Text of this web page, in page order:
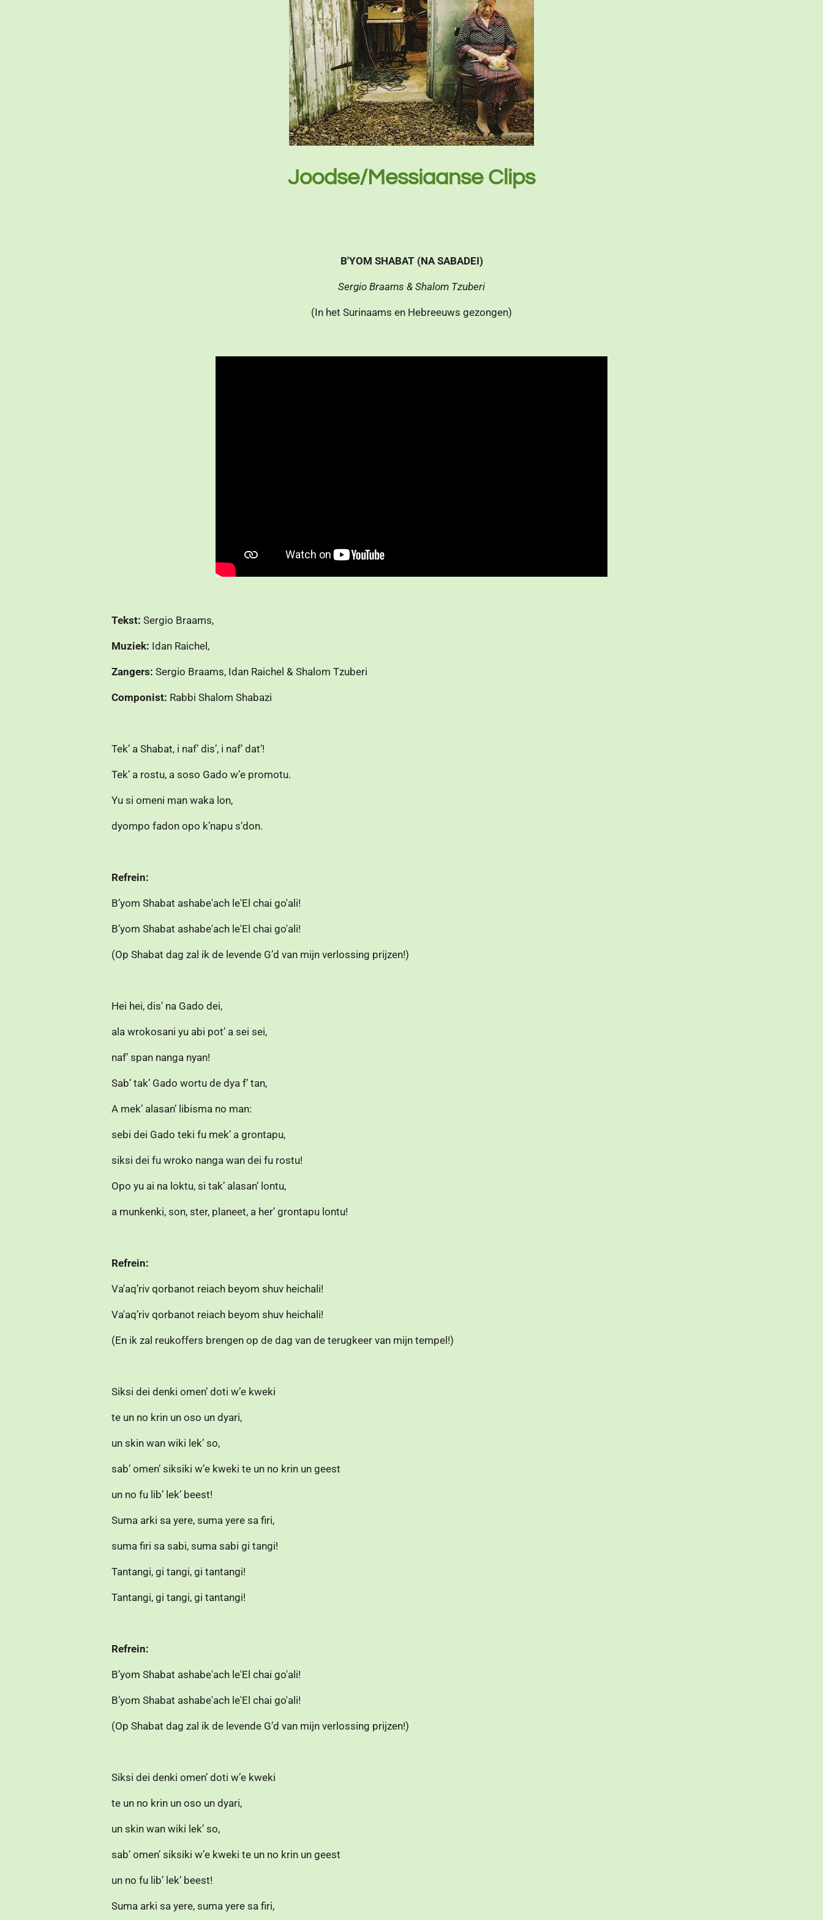
Joodse/Messiaanse Clips
B'YOM SHABAT (NA SABADEI)
Sergio Braams & Shalom Tzuberi
(In het Surinaams en Hebreeuws gezongen)
Tekst: Sergio Braams,
Muziek: Idan Raichel,
Zangers: Sergio Braams, Idan Raichel & Shalom Tzuberi
Componist: Rabbi Shalom Shabazi
Tek’ a Shabat, i naf’ dis’, i naf’ dat’!
Tek’ a rostu, a soso Gado w’e promotu.
Yu si omeni man waka lon,
dyompo fadon opo k’napu s’don.
Refrein:
B’yom Shabat ashabe'ach le'El chai go'ali!
B’yom Shabat ashabe'ach le'El chai go'ali!
(Op Shabat dag zal ik de levende G’d van mijn verlossing prijzen!)
Hei hei, dis’ na Gado dei,
ala wrokosani yu abi pot’ a sei sei,
naf’ span nanga nyan!
Sab’ tak’ Gado wortu de dya f’ tan,
A mek’ alasan’ libisma no man:
sebi dei Gado teki fu mek’ a grontapu,
siksi dei fu wroko nanga wan dei fu rostu!
Opo yu ai na loktu, si tak’ alasan’ lontu,
a munkenki, son, ster, planeet, a her’ grontapu lontu!
Refrein:
Va'aq’riv qorbanot reiach beyom shuv heichali!
Va'aq’riv qorbanot reiach beyom shuv heichali!
(En ik zal reukoffers brengen op de dag van de terugkeer van mijn tempel!)
Siksi dei denki omen’ doti w’e kweki
te un no krin un oso un dyari,
un skin wan wiki lek’ so,
sab’ omen’ siksiki w’e kweki te un no krin un geest
un no fu lib’ lek’ beest!
Suma arki sa yere, suma yere sa firi,
suma firi sa sabi, suma sabi gi tangi!
Tantangi, gi tangi, gi tantangi!
Tantangi, gi tangi, gi tantangi!
Refrein:
B’yom Shabat ashabe'ach le'El chai go'ali!
B’yom Shabat ashabe'ach le'El chai go'ali!
(Op Shabat dag zal ik de levende G’d van mijn verlossing prijzen!)
Siksi dei denki omen’ doti w’e kweki
te un no krin un oso un dyari,
un skin wan wiki lek’ so,
sab’ omen’ siksiki w’e kweki te un no krin un geest
un no fu lib’ lek’ beest!
Suma arki sa yere, suma yere sa firi,